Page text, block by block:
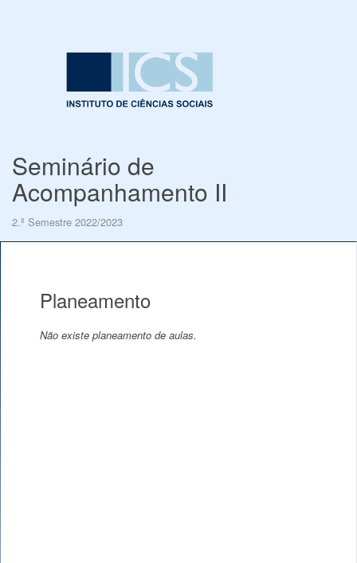
Seminário de
Acompanhamento II
2.º Semestre 2022/2023
Planeamento
Não existe planeamento de aulas.